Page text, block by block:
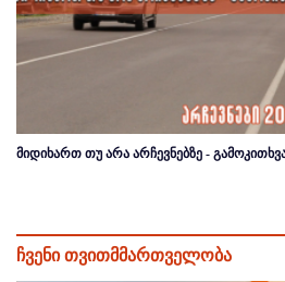
მიდიხართ თუ არა არჩევნებზე -
ჩვენი თვითმმართველობა